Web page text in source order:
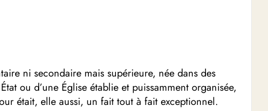
ni secondaire mais supérieure, née dans des
ou d’une Église établie et puissamment organisée,
était, elle aussi, un fait tout à fait exceptionnel.